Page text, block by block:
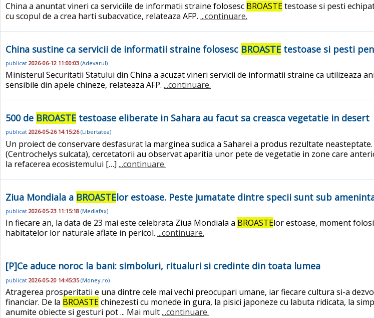
China a anuntat vineri ca serviciile de informatii straine folosesc BROASTEtestoase si pesti
cu scopul de a crea harti subacvatice, relateaza AFP. ...continuare.
China sustine ca servicii de informatii straine folosesc BROASTE testoase si pesti
publicat 2026-06-12 11:00:03 (Adevarul)
Ministerul Securitatii Statului din China a acuzat vineri servicii de informatii straine ca utilizeaza
sensibile din apele chineze, relateaza AFP. ...continuare.
500 de BROASTE testoase eliberate in Sahara au facut sa creasca vegetatie in desert
publicat 2026-05-26 14:15:26(Libertatea)
Un proiect de conservare desfasurat la marginea sudica a Saharei a produs rezultate
(Centrochelys sulcata), cercetatorii au observat aparitia unor pete de vegetatie in zone care
la refacerea ecosistemului […] ...continuare.
Ziua Mondiala a BROASTElor estoase. Peste jumatate dintre specii sunt sub
publicat 2026-05-23 11:15:18 (Mediafax)
In fiecare an, la data de 23 mai este celebrata Ziua Mondiala a BROASTElor estoase, moment
habitatelor lor naturale aflate in pericol. ...continuare.
[P]Ce aduce noroc la bani: simboluri, ritualuri si credinte din toata lumea
publicat 2026-05-20 14:45:35(Money.ro)
Atragerea prosperitatii e una dintre cele mai vechi preocupari umane, iar fiecare cultura si-a
financiar. De la BROASTEchinezesti cu monede in gura, la pisici japoneze cu labuta ridicata, la
anumite obiecte si gesturi pot ... Mai mult...continuare.